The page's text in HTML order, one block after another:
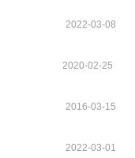
2022-03-08
2020-02-25
2016-03-15
2022-03-01